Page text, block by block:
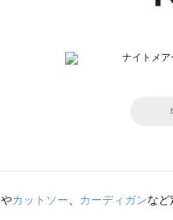
やカットソー カーディガンなど